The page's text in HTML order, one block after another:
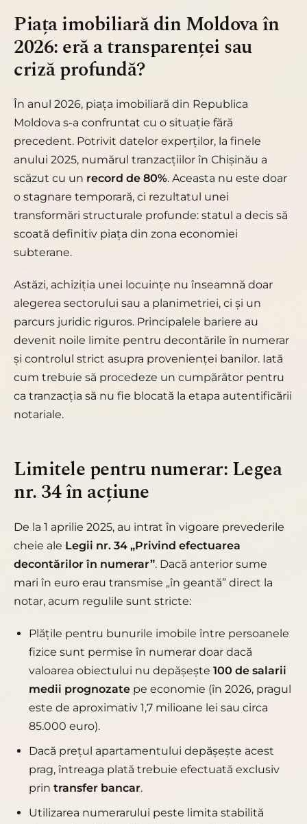
Piața imobiliară din Moldova în
2026: eră a transparenței sau
criză profundă?
În anul 2026, piața imobiliară din Republica
Moldova s-a confruntat cu o situație fără
precedent. Potrivit datelor experților, la finele
anului 2025, numărul tranzacțiilor în Chișinău a
scăzut cu un record de 80%. Aceasta nu este doar
o stagnare temporară, ci rezultatul unei
transformări structurale profunde: statul a decis să
scoată definitiv piața din zona economiei
subterane.
Astăzi, achiziția unei locuințe nu înseamnă doar
alegerea sectorului sau a planimetriei, ci și un
parcurs juridic riguros. Principalele bariere au
devenit noile limite pentru decontările în numerar
și controlul strict asupra provenienței banilor. Iată
cum trebuie să procedeze un cumpărător pentru
ca tranzacția să nu fie blocată la etapa autentificării
notariale.
Limitele pentru numerar: Legea
nr. 34 în acțiune
De la 1 aprilie 2025, au intrat în vigoare prevederile
cheie ale Legii nr. 34 „Privind efectuarea
decontărilor în numerar”. Dacă anterior sume
mari în euro erau transmise „în geantă” direct la
notar, acum regulile sunt stricte:
Plățile pentru bunurile imobile între persoanele
fizice sunt permise în numerar doar dacă
valoarea obiectului nu depășește 100 de salarii
medii prognozatepe economie (în 2026, pragul
este de aproximativ 1,7 milioane lei sau circa
85.000 euro).
Dacă prețul apartamentului depășește acest
prag, întreaga plată trebuie efectuată exclusiv
prin transfer bancar.
Utilizarea numerarului peste limita stabilită